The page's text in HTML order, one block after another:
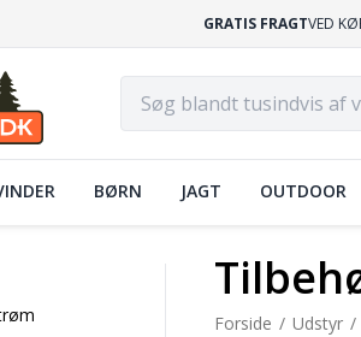
GRATIS FRAGTVED
BØRN JAGT OUTDOOR
Forside Udstyr